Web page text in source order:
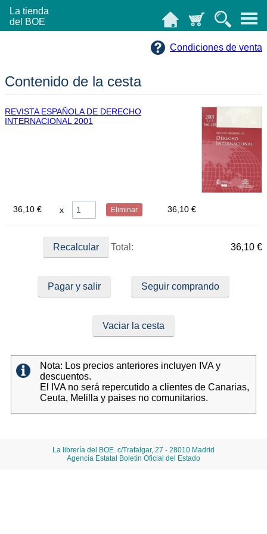
La tienda
del BOE
Condiciones de venta
Contenido de la cesta
REVISTA ESPAÑOLA DE DERECHO
INTERNACIONAL 2001
36,10 € Eliminar 36,10 €
Total: 36,10 €
Pagar y salir Seguir comprando
Vaciar la cesta
Nota: Los precios anteriores incluyen IVA y
descuentos.
El IVA no será repercutido a clientes de Canarias,
Ceuta, Melilla y paises no comunitarios.
La librería del BOE. c/Trafalgar, 27 - 28010 Madrid
Agencia Estatal Boletín Oficial del Estado